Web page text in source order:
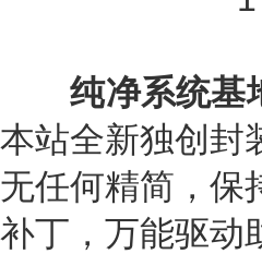
纯净系统
本站全新独创封
无任何精简，保
补丁，万能驱动